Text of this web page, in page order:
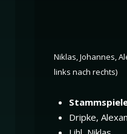
Niklas, Johannes,
links nach rechts)
Dripke,